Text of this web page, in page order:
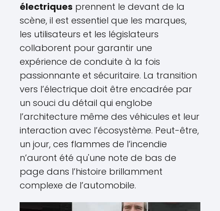
électriques prennent le devant de la
scène, il est essentiel que les marques,
les utilisateurs et les législateurs
collaborent pour garantir une
expérience de conduite à la fois
passionnante et sécuritaire. La transition
vers l’électrique doit être encadrée par
un souci du détail qui englobe
l’architecture même des véhicules et leur
interaction avec l’écosystème. Peut-être,
un jour, ces flammes de l’incendie
n’auront été qu'une note de bas de
page dans l’histoire brillamment
complexe de l’automobile.